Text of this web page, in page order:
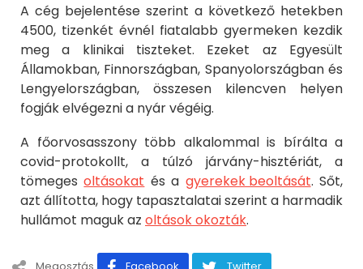
A cég bejelentése szerint a következő hetekben
4500, tizenkét évnél fiatalabb gyermeken kezdik
meg a klinikai tiszteket. Ezeket az Egyesült
Államokban, Finnországban, Spanyolországban és
Lengyelországban, összesen kilencven helyen
fogják elvégezni a nyár végéig.
A főorvosasszony több alkalommal is bírálta a
covid-protokollt, a túlzó járvány-hisztériát, a
tömegesoltásokat és a gyerekek beoltását. Sőt,
azt állította, hogy tapasztalatai szerint a harmadik
hullámot maguk az oltások okozták.
Megosztás Facebook Twitter